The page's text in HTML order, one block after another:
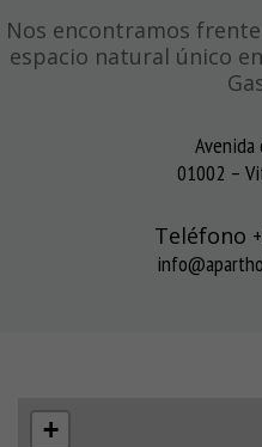
Nos encontramos
espacio natural único
Avenida
01002 –
Teléfono
+